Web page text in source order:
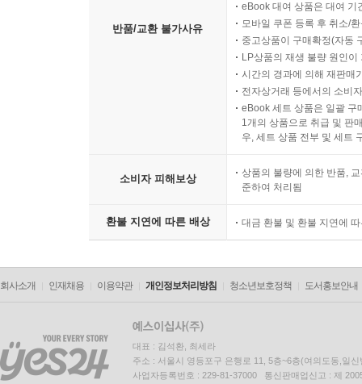
반품/교환 불가사유
eBook 대여 상품은 대여 기
모바일 쿠폰 등록 후 취소/
중고상품이 구매확정(자동
LP상품의 재생 불량 원인
시간의 경과에 의해 재판매
전자상거래 등에서의 소비
eBook 세트 상품은 일괄 구
1개의 상품으로 취급 및 판
우, 세트 상품 전부 및 세트
소비자 피해보상
상품의 불량에 의한 반품,
준하여 처리됨
환불 지연에 따른 배상 대금 환불 및 환불 지연에
회사소개 인재채용 이용약관 개인정보처리방침 청소년보호정책 도서홍보안내
대표 : 김석환, 최세라
주소 : 서울시 영등포구 은행로 11, 5층~6층(여의도동,일신
사업자등록번호 : 229-81-37000 통신판매업신고 : 제